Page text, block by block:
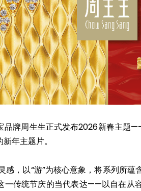
品牌周生生正式发布2026新春主题
年主题片。
感，以“游”为核心意象，将系列所蕴
一传统节庆的当代表达——以自在从